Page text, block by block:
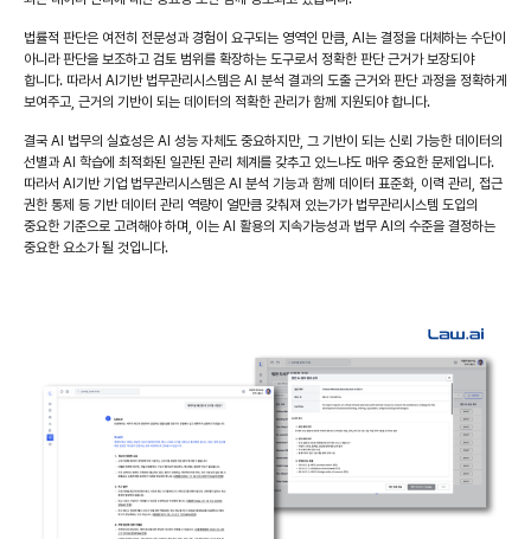
법률적 판단은 여전히 전문성과 경험이 요구되는 영역인 만큼, AI는 결정을 대체하는 수단이
아니라 판단을 보조하고 검토 범위를 확장하는 도구로서 정확한 판단 근거가 보장되야
합니다. 따라서 AI기반 법무관리시스템은 AI 분석 결과의 도출 근거와 판단 과정을 정확하게
보여주고, 근거의 기반이 되는 데이터의 적확한 관리가 함께 지원되야 합니다.
결국 AI 법무의 실효성은 AI 성능 자체도 중요하지만, 그 기반이 되는 신뢰 가능한 데이터의
선별과 AI 학습에 최적화된 일관된 관리 체계를 갖추고 있느냐도 매우 중요한 문제입니다.
따라서 AI기반 기업 법무관리시스템은 AI 분석 기능과 함께 데이터 표준화, 이력 관리, 접근
권한 통제 등 기반 데이터 관리 역량이 얼만큼 갖춰져 있는가가 법무관리시스템 도입의
중요한 기준으로 고려해야 하며, 이는 AI 활용의 지속가능성과 법무 AI의 수준을 결정하는
중요한 요소가 될 것입니다.